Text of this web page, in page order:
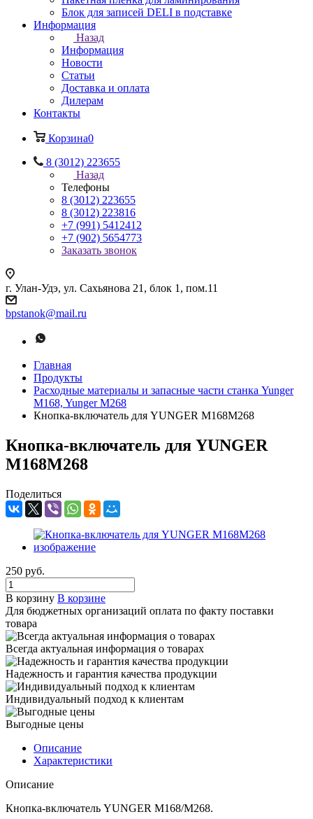
Блок для записей DELI в подставке
Информация
Назад
Информация
Новости
Статьи
Доставка и оплата
Дилерам
Контакты
Корзина0
8 (3012) 223655
Назад
Телефоны
8 (3012) 223655
8 (3012) 223816
+7 (991) 5412412
+7 (902) 5654773
Заказать звонок
г. Улан-Удэ, ул. Сахьянова 21, блок 1, пом.11
bpstanok@mail.ru
Главная
Продукты
Расходные материалы и запасные части станка Yunger
M168, Yunger M268
Кнопка-включатель для YUNGER M168M268
Кнопка-включатель для YUNGER
M168M268
Поделиться
250 руб.
В корзину В корзине
Для бюджетных организаций оплата по факту поставки
товара
Всегда актуальная информация о товарах
Надежность и гарантия качества продукции
Индивидуальный подход к клиентам
Выгодные цены
Описание
Характеристики
Описание
Кнопка-включатель YUNGER М168/М268.